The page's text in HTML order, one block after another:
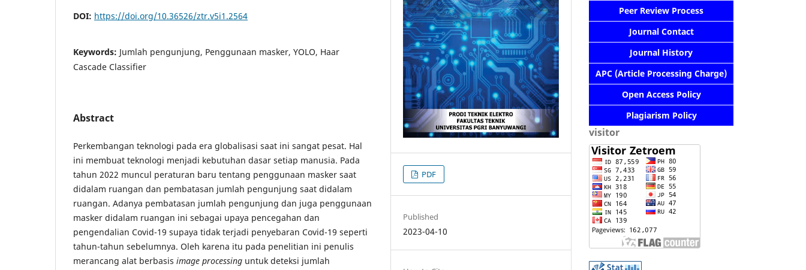
DOI: https://doi.org/10.36526/ztr.v5i1.2564
Keywords: Jumlah pengunjung, Penggunaan masker, YOLO, Haar
Cascade Classifier
Abstract
Perkembangan teknologi pada era globalisasi saat ini sangat pesat. Hal
ini membuat teknologi menjadi kebutuhan dasar setiap manusia. Pada
tahun 2022 muncul peraturan baru tentang penggunaan masker saat
didalam ruangan dan pembatasan jumlah pengunjung saat didalam
ruangan. Adanya pembatasan jumlah pengunjung dan juga penggunaan
masker didalam ruangan ini sebagai upaya pencegahan dan
pengendalian Covid-19 supaya tidak terjadi penyebaran Covid-19 seperti
tahun-tahun sebelumnya. Oleh karena itu pada penelitian ini penulis
merancang alat berbasis image processing untuk deteksi jumlah
PDF
Published
2023-04-10
Peer Review Process
Journal Contact
Journal History
APC (Article Processing Charge)
Open Access Policy
Plagiarism Policy
visitor